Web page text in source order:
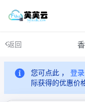
返回
您可点此 ， 登录
际获得的优惠价